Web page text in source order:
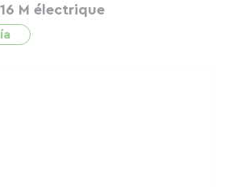
M électrique